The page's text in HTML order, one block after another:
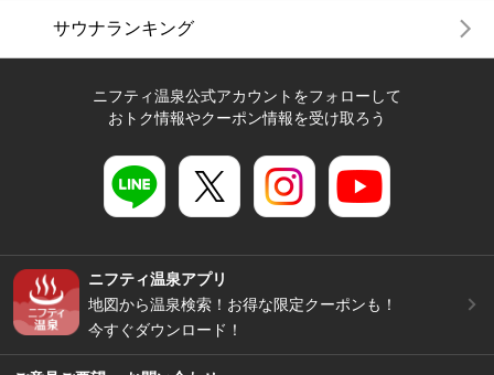
サウナランキング
ニフティ温泉公式アカウントをフォローして
おトク情報やクーポン情報を受け取ろう
ニフティ温泉アプリ
地図から温泉検索！お得な限定クーポンも！
今すぐダウンロード！